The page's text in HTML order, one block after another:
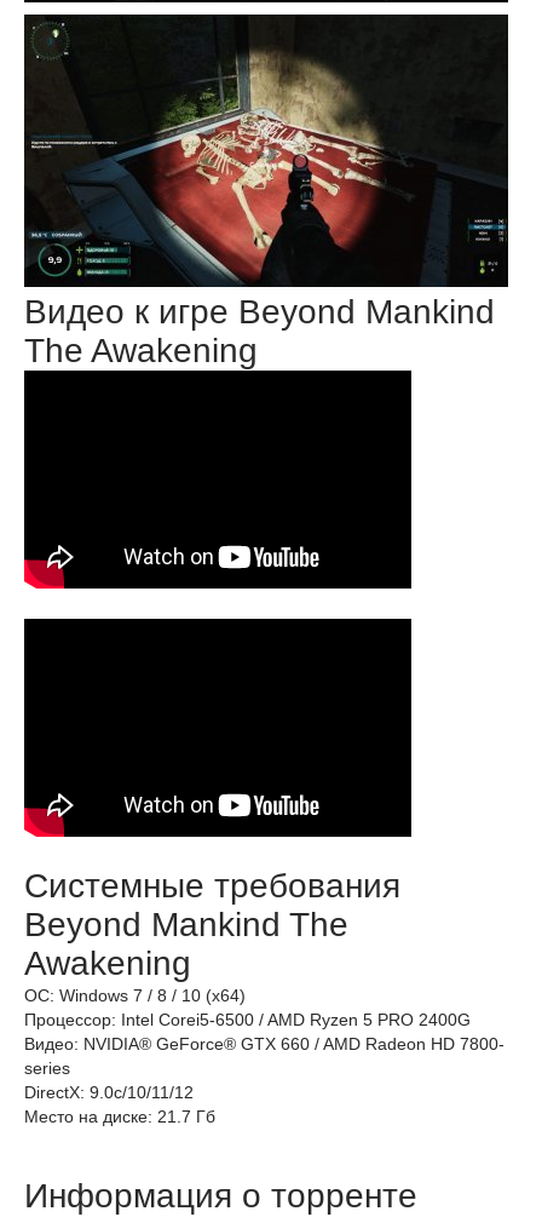
Видео к игре Beyond Mankind
The Awakening
Системные требования
Beyond Mankind The
Awakening
ОС: Windows 7 / 8 / 10 (x64)
Процессор: Intel Corei5-6500 / AMD Ryzen 5 PRO 2400G
Видео: NVIDIA® GeForce® GTX 660 / AMD Radeon HD 7800-
series
DirectX: 9.0c/10/11/12
Место на диске: 21.7 Гб
Информация о торренте